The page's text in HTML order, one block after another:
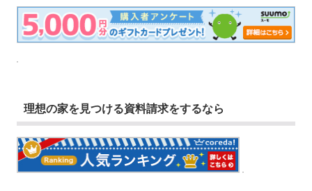
理想の家を見つける資料請求をするなら